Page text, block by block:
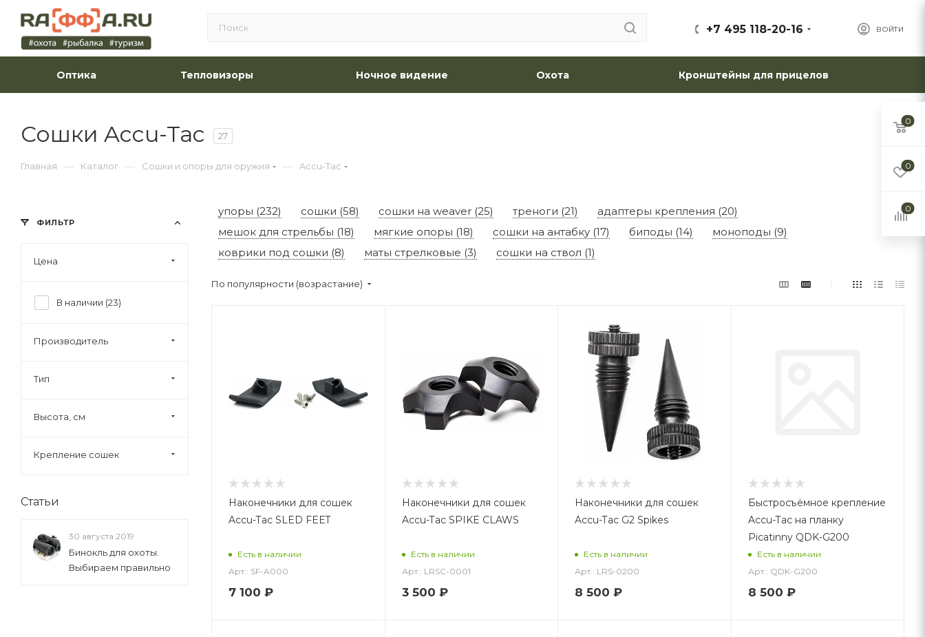
ВОЙТИ
+7 495 118-20-16
Оптика Тепловизоры Ночное видение Охота Кронштейны для прицелов
Сошки Accu-Tac 27
Главная — Каталог — Сошки и опоры для оружия — Accu-Tac
упоры (232) сошки (58) сошки на weaver (25) треноги (21)
адаптеры крепления (20)
мешок для стрельбы (18)
мягкие опоры (18) сошки на антабку (17) биподы (14)
моноподы (9)
коврики под сошки (8)
маты стрелковые (3) сошки на ствол (1)
По популярности (возрастание)
Наконечники для сошек
Accu-Tac SLED FEET
Есть в наличии
Арт.: SF-A000
7 100 ₽
Наконечники для сошек
Accu-Tac SPIKE CLAWS
Есть в наличии
Арт.: LRSC-0001
3 500 ₽
Наконечники для сошек
Accu-Tac G2 Spikes
Есть в наличии
Арт.: LRS-0200
8 500 ₽
Быстросъёмное крепление
Accu-Tac на планку
Picatinny QDK-G200
Есть в наличии
Арт.: QDK-G200
8 500 ₽
ФИЛЬТР
Цена
В наличии (23)
Производитель
Тип
Высота, см
Крепление сошек
Статьи
30 августа 2019
Бинокль для охоты.
Выбираем правильно
0
0
0